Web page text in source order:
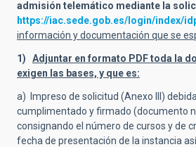
admisión telemático mediante la
https://iac.sede.gob.es/login/index/
información y documentación que se
1) Adjuntar en formato PDF toda la
exigen las bases, y que es:
a) Impreso de solicitud (Anexo III)
cumplimentado y firmado (documento
consignando el número de cursos y de
fecha de presentación de la instancia